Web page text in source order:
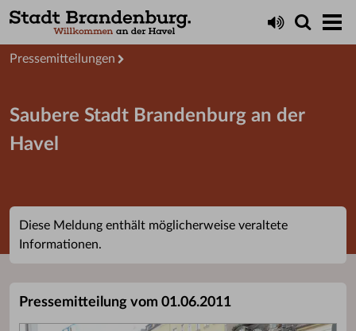
Presseservice
Pressemitteilungen
Saubere Stadt Brandenburg an der
Havel
Diese Meldung enthält möglicherweise veraltete
Informationen.
Pressemitteilung vom 01.06.2011